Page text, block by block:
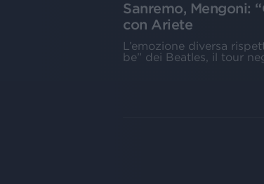
Sanremo, Mengoni:
con Ariete
L’emozione diversa
be” dei Beatles, il tour